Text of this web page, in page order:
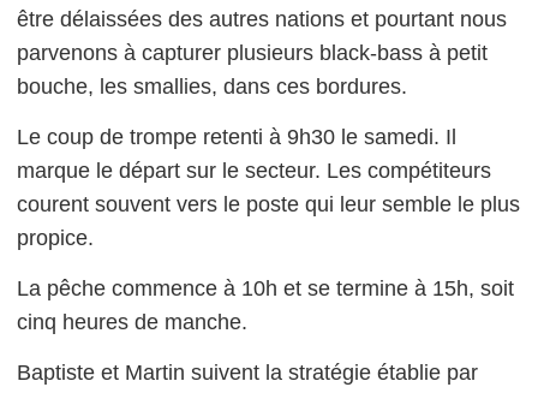
être délaissées des autres nations et pourtant nous
parvenons à capturer plusieurs black-bass à petit
bouche, les smallies, dans ces bordures.
Le coup de trompe retenti à 9h30 le samedi. Il
marque le départ sur le secteur. Les compétiteurs
courent souvent vers le poste qui leur semble le plus
propice.
La pêche commence à 10h et se termine à 15h, soit
cinq heures de manche.
Baptiste et Martin suivent la stratégie établie par